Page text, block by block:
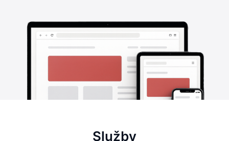
Služby